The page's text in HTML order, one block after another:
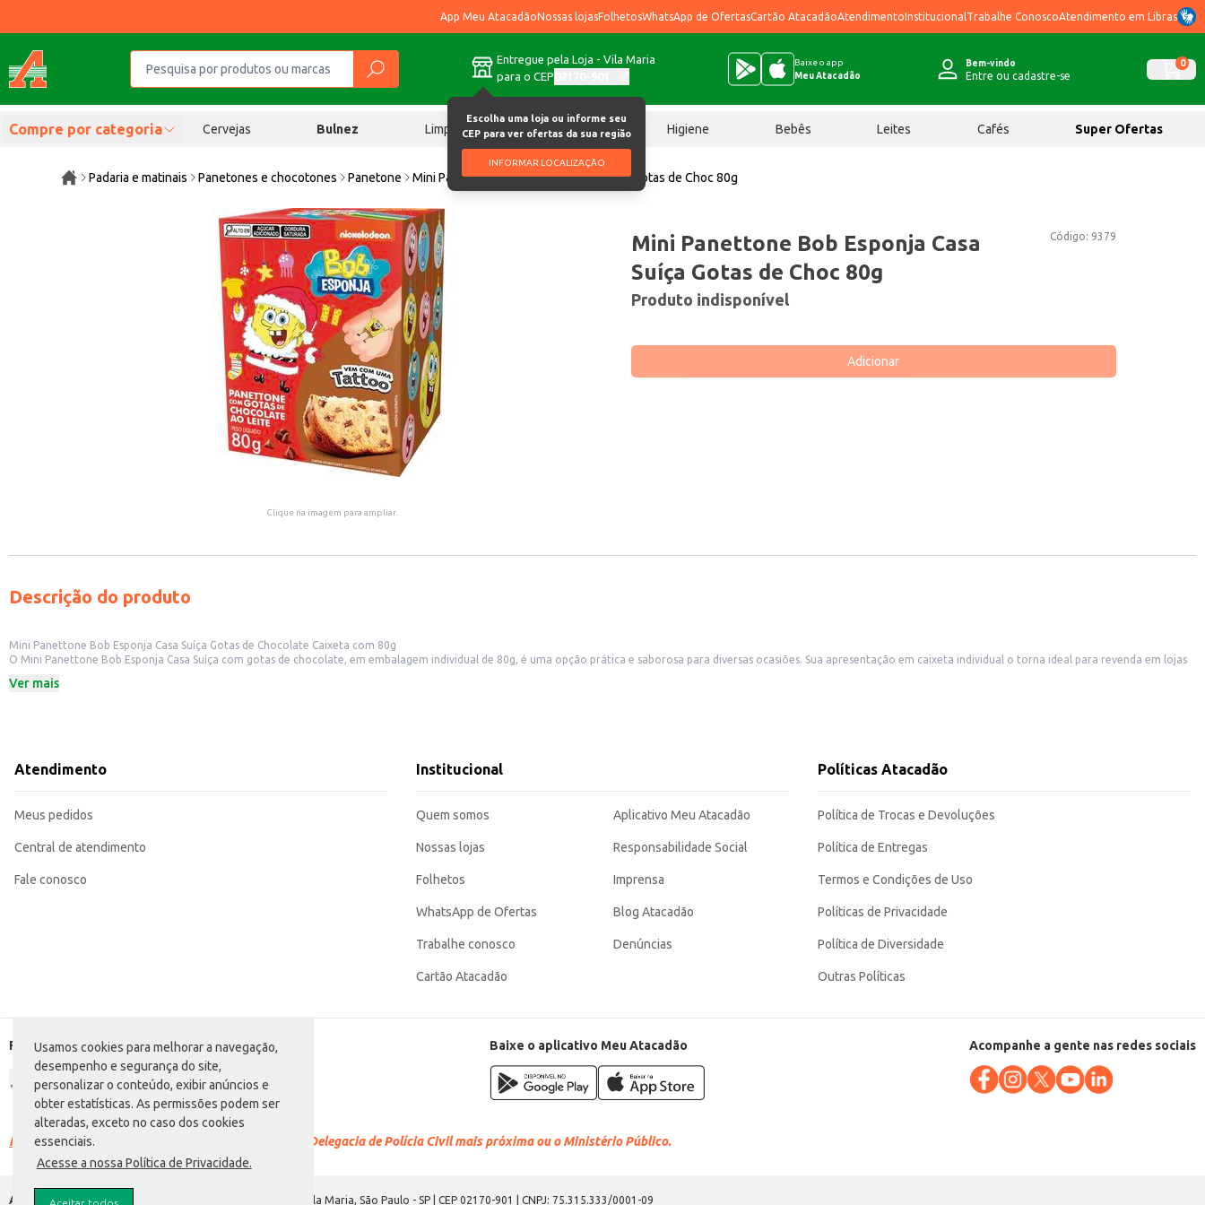
Usamos cookies para melhorar a navegação,
desempenho e segurança do site,
personalizar o conteúdo, exibir anúncios e
obter estatísticas. As permissões podem ser
alteradas, exceto no caso dos cookies
essenciais.
Acesse a nossa Política de Privacidade.
Aceitar todos
App Meu AtacadãoNossas lojasFolhetosWhatsApp de OfertasCartão AtacadãoAtendimentoInstitucional Trabalhe ConoscoAtendimento em Libras
Entregue pela Loja - Vila Maria
para o CEP
Escolha uma loja ou informe seu
CEP para ver ofertas da sua região
INFORMAR LOCALIZAÇÃO
Baixe o app
Meu Atacadão
Bem-vindo
Entre ou cadastre-se
0
Compre por categoria Cervejas Bulnez Limpeza Chocolates Higiene Bebês Leites Cafés Super Ofertas
Padaria e matinais Panetones e chocotones Panetone Mini Panettone Bob Esponja Casa Suíça Gotas de Choc 80g
Clique na imagem para ampliar.
Código: 9379
Mini Panettone Bob Esponja Casa
Suíça Gotas de Choc 80g
Produto indisponível
Adicionar
Descrição do produto
Mini Panettone Bob Esponja Casa Suíça Gotas de Chocolate Caixeta com 80g
O Mini Panettone Bob Esponja Casa Suíça com gotas de chocolate, em embalagem individual de 80g, é uma opção prática e saborosa para diversas ocasiões. Sua apresentação em caixeta individual o torna ideal para revenda em lojas
Dicas de uso:
Com seu sabor tradicional de panettone e o atrativo visual da temática Bob Esponja, este mini panettone oferece uma combinação de qualidade e praticidade, atendendo a diferentes necessidades do mercado e do consumidor final.
Sua embalagem individual garante a conservação e facilita o manuseio e a distribuição.
Marca: Casa Suíça
Categoria: Panetone
EAN: 7897173011260
Ver mais
Atendimento
Meus pedidos
Central de atendimento
Fale conosco
Institucional
Quem somos
Nossas lojas
Folhetos
WhatsApp de Ofertas
Trabalhe conosco
Cartão Atacadão
Aplicativo Meu Atacadão
Responsabilidade Social
Imprensa
Blog Atacadão
Denúncias
Políticas Atacadão
Política de Trocas e Devoluções
Política de Entregas
Termos e Condições de Uso
Políticas de Privacidade
Política de Diversidade
Outras Políticas
Formas de pagamento Baixe o aplicativo Meu Atacadão Acompanhe a gente nas redes sociais
Racismo é crime. Denuncie. Disque 100 ou procure a Delegacia de Polícia Civil mais próxima ou o Ministério Público.
Atacadão S.A. Avenida Morvan Dias de Figueiredo, 6169, Vila Maria, São Paulo - SP | CEP 02170-901 | CNPJ: 75.315.333/0001-09